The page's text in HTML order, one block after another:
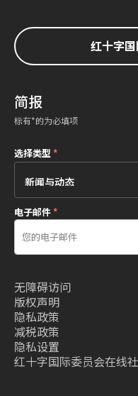
红十字
简报
标有*的为必填项
选择类型*
电子邮件*
无障碍访问
版权声明
隐私政策
减税政策
隐私设置
红十字国际委员会在线